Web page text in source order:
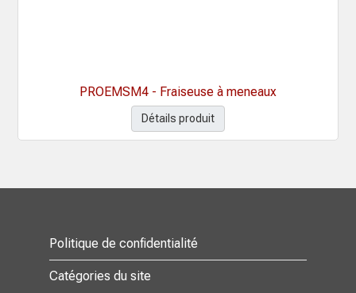
PROEMSM4 - Fraiseuse à meneaux
Détails produit
Politique de confidentialité
Catégories du site